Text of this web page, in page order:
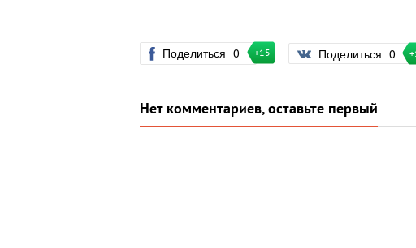
Поделиться 0 +15 Поделиться 0
Нет комментариев, оставьте первый